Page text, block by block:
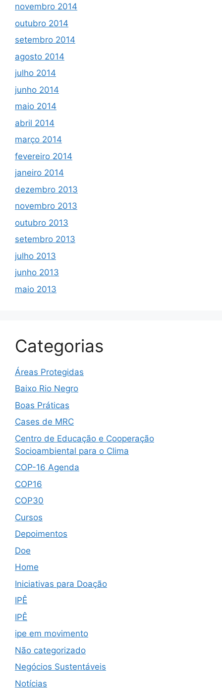
novembro 2014
outubro 2014
setembro 2014
agosto 2014
julho 2014
junho 2014
maio 2014
abril 2014
março 2014
fevereiro 2014
janeiro 2014
dezembro 2013
novembro 2013
outubro 2013
setembro 2013
julho 2013
junho 2013
maio 2013
Categorias
Áreas Protegidas
Baixo Rio Negro
Boas Práticas
Cases de MRC
Centro de Educação e Cooperação
Socioambiental para o Clima
COP-16 Agenda
COP16
COP30
Cursos
Depoimentos
Doe
Home
Iniciativas para Doação
IPÊ
IPÊ
ipe em movimento
Não categorizado
Negócios Sustentáveis
Notícias